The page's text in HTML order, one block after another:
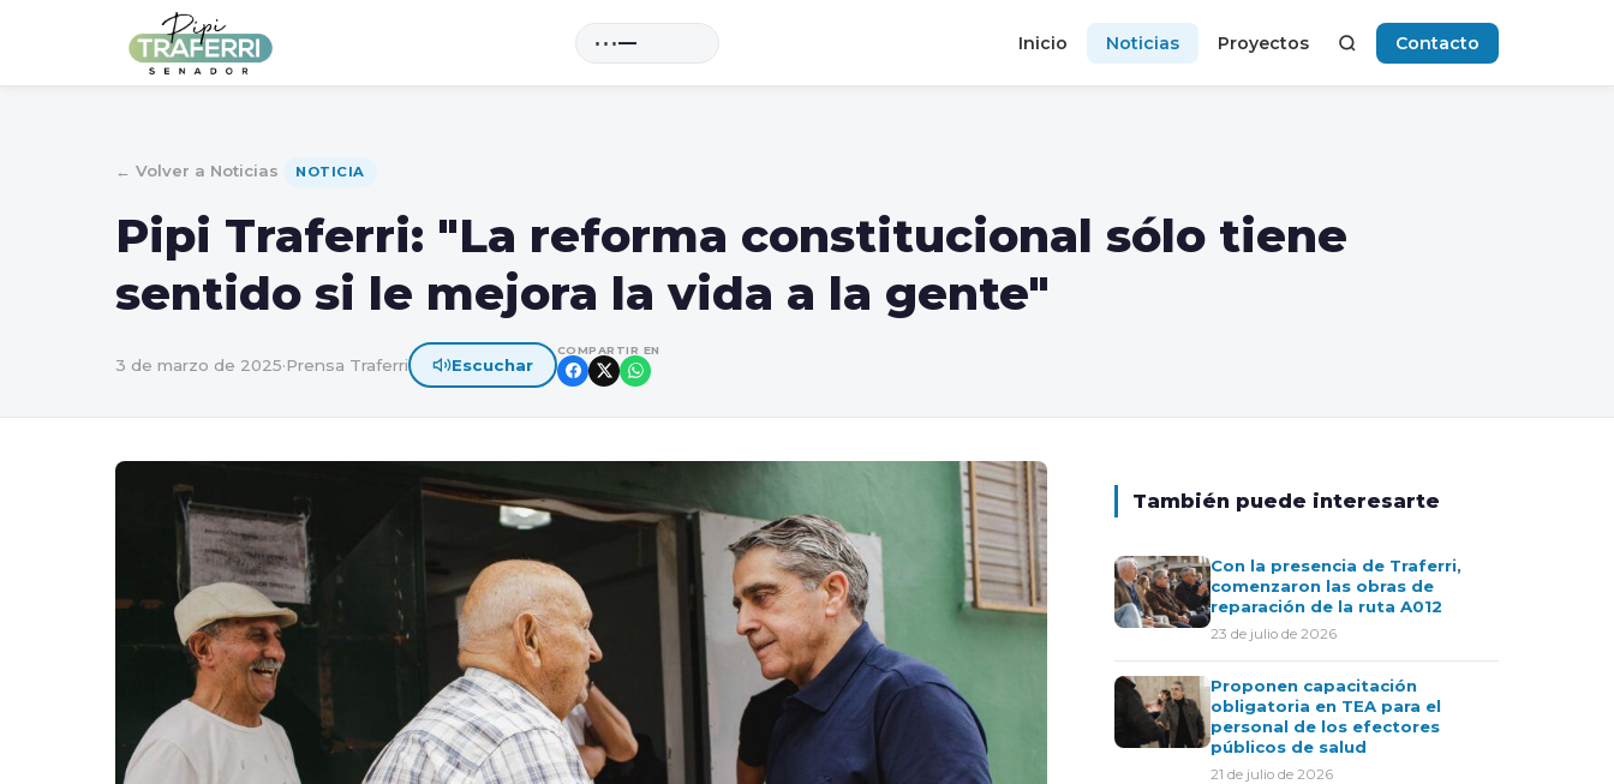
⋯— Inicio Noticias Proyectos Contacto
← Volver a Noticias NOTICIA
Pipi Traferri: "La reforma constitucional sólo tiene
sentido si le mejora la vida a la gente"
3 de marzo de 2025·Prensa Traferri Escuchar
COMPARTIR EN
También puede interesarte
Con la presencia de Traferri,
comenzaron las obras de
reparación de la ruta A012
23 de julio de 2026
Proponen capacitación
obligatoria en TEA para el
personal de los efectores
públicos de salud
21 de julio de 2026